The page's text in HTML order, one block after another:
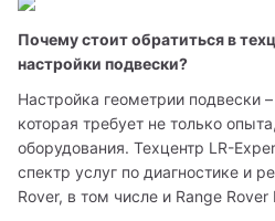
Почему стоит обратиться в
настройки подвески?
Настройка геометрии подвески
которая требует не только
оборудования. Техцентр LR-
спектр услуг по диагностике и
Rover, в том числе и Range Rover